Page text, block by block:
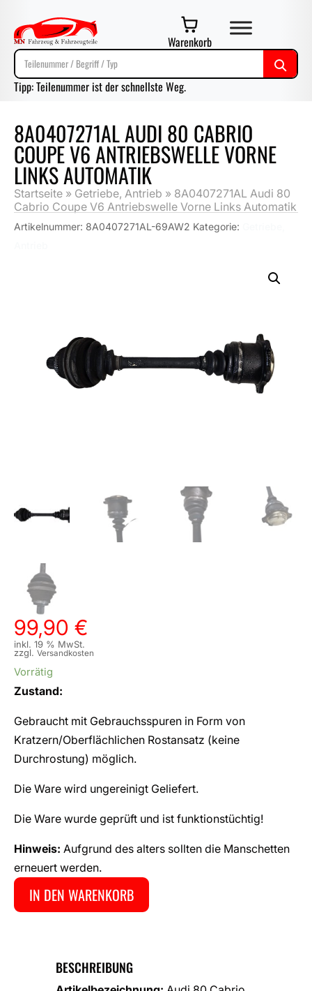
Warenkorb
Tipp: Teilenummer ist der schnellste Weg.
8A0407271AL AUDI 80 CABRIO
COUPE V6 ANTRIEBSWELLE VORNE
LINKS AUTOMATIK
Startseite » Getriebe, Antrieb » 8A0407271AL Audi 80
Cabrio Coupe V6 Antriebswelle Vorne Links Automatik
Artikelnummer: 8A0407271AL-69AW2 Kategorie:
99,90 €
inkl. 19 % MwSt.
zzgl. Versandkosten
Vorrätig
Zustand:
Gebraucht mit Gebrauchsspuren in Form von
Kratzern/Oberflächlichen Rostansatz (keine
Durchrostung) möglich.
Die Ware wird ungereinigt Geliefert.
Die Ware wurde geprüft und ist funktionstüchtig!
Hinweis: Aufgrund des alters sollten die Manschetten
erneuert werden.
IN DEN WARENKORB
BESCHREIBUNG